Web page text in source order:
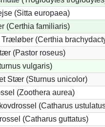
(Sitta europaea)
(Certhia familiaris)
Træløber (Certhia
(Pastor roseus)
vulgaris)
Stær (Sturnus unicolor)
(Zoothera aurea)
(Catharus
(Catharus guttatus)